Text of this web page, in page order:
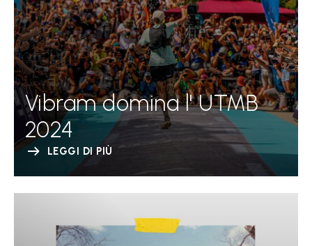
Vibram domina l' UTMB
2024
LEGGI DI PIÙ